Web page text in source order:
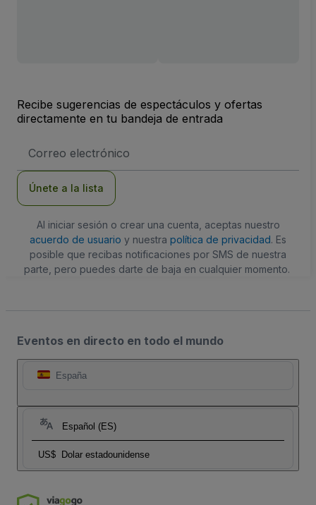
Recibe sugerencias de espectáculos y ofertas
directamente en tu bandeja de entrada
de
Únete a la lista
Al iniciar sesión o crear una cuenta, aceptas nuestro
acuerdo de usuario y nuestra política de privacidad. Es
posible que recibas notificaciones por SMS de nuestra
parte, pero puedes darte de baja en cualquier momento.
Eventos en directo en todo el mundo
España
Español (ES)
US$ Dolar estadounidense